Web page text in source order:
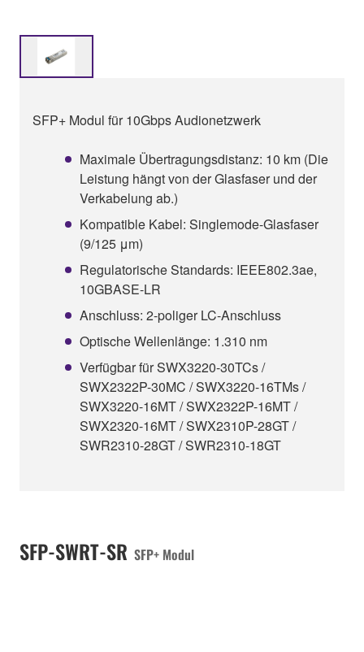
SFP+ Modul für 10Gbps Audionetzwerk
Maximale Übertragungsdistanz: 10 km (Die
Leistung hängt von der Glasfaser und der
Verkabelung ab.)
Kompatible Kabel: Singlemode-Glasfaser
(9/125 μm)
Regulatorische Standards: IEEE802.3ae,
10GBASE-LR
Anschluss: 2-poliger LC-Anschluss
Optische Wellenlänge: 1.310 nm
Verfügbar für SWX3220-30TCs /
SWX2322P-30MC / SWX3220-16TMs /
SWX3220-16MT / SWX2322P-16MT /
SWX2320-16MT / SWX2310P-28GT /
SWR2310-28GT / SWR2310-18GT
SFP-SWRT-SR SFP+ Modul